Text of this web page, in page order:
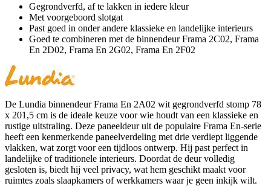
Gegrondverfd, af te lakken in iedere kleur
Met voorgeboord slotgat
Past goed in onder andere klassieke en landelijke interieurs
Goed te combineren met de binnendeur Frama 2C02, Frama
En 2D02, Frama En 2G02, Frama En 2F02
De Lundia binnendeur Frama En 2A02 wit gegrondverfd stomp 78
x 201,5 cm is de ideale keuze voor wie houdt van een klassieke en
rustige uitstraling. Deze paneeldeur uit de populaire Frama En-serie
heeft een kenmerkende paneelverdeling met drie verdiept liggende
vlakken, wat zorgt voor een tijdloos ontwerp. Hij past perfect in
landelijke of traditionele interieurs. Doordat de deur volledig
gesloten is, biedt hij veel privacy, wat hem geschikt maakt voor
ruimtes zoals slaapkamers of werkkamers waar je geen inkijk wilt.